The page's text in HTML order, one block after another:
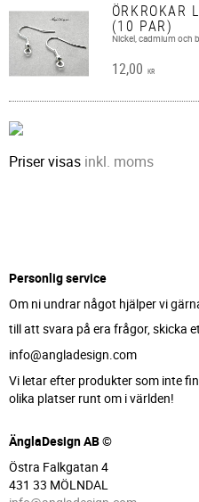
ÖRKROKAR
(10 PAR)
Nickel, cadmium och
12,00 KR
Priser visas inkl. moms
Personlig service
Om ni undrar något hjälper vi
till att svara på era frågor, skicka
info@angladesign.com
Vi letar efter produkter som inte
olika platser runt om i världen!
ÄnglaDesign AB ©
Östra Falkgatan 4
431 33 MÖLNDAL